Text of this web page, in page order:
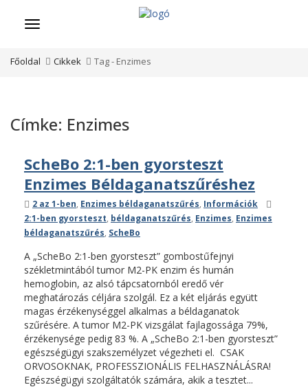
Menü
Főoldal Cikkek Tag - Enzimes
Címke: Enzimes
ScheBo 2:1-ben gyorsteszt
Enzimes Béldaganatszűréshez
Kategóriák
2 az 1-ben, Enzimes béldaganatszűrés, Információk
2:1-ben gyorsteszt, béldaganatszűrés, Enzimes, Enzimes
béldaganatszűrés, ScheBo
A „ScheBo 2:1-ben gyorsteszt” gombostűfejnyi
székletmintából tumor M2-PK enzim és humán
hemoglobin, az alsó tápcsatornból eredő vér
meghatározás céljára szolgál. Ez a két eljárás együtt
magas érzékenységgel alkalmas a béldaganatok
szűrésére. A tumor M2-PK vizsgálat fajlagossága 79%,
érzékenysége pedig 83 %. A „ScheBo 2:1-ben gyorsteszt”
egészségügyi szakszemélyzet végezheti el. CSAK
ORVOSOKNAK, PROFESSZIONÁLIS FELHASZNÁLÁSRA!
Egészségügyi szolgáltatók számára, akik a tesztet...